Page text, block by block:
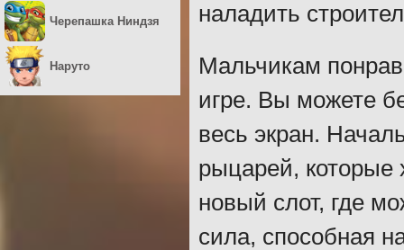
наладить
Мальчикам
игре. Вы можете
весь экран.
рыцарей,
новый слот, где
сила, способная
Черепашка Ниндзя
Наруто